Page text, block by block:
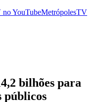
noYouTubeMetrópolesTV
bilhões para
públicos